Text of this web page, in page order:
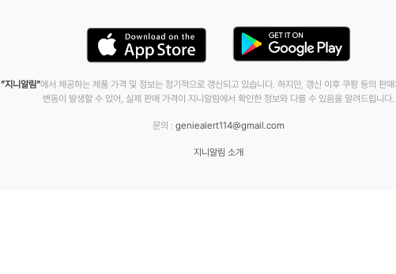
”지니알림”에서 제공하는 제품 가격 및 정보는 정기적으로 갱신되고 있습니다. 하지만, 갱신 이후 쿠팡 등의 판
변동이 발생할 수 있어, 실제 판매 가격이 지니알림에서 확인한 정보와 다를 수 있음을 알려드립니다.
문의 :geniealert114@gmail.com
지니알림 소개